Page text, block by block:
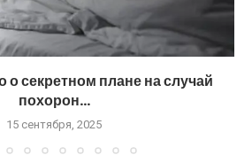
о секретном плане на случай
похорон...
15 сентября, 2025